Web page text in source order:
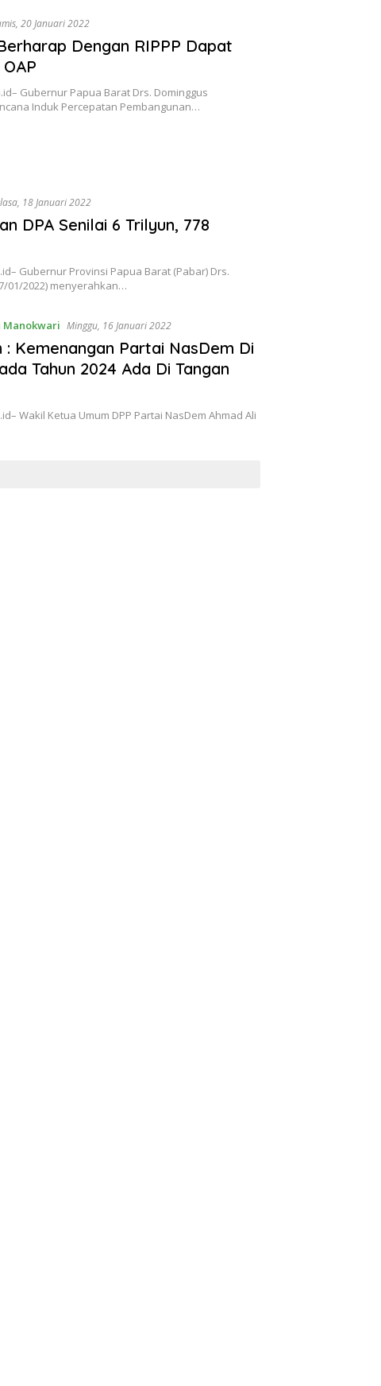
20 Januari 2022
Dengan RIPPP Dapat
Gubernur Papua Barat Drs. Dominggus
Induk Percepatan Pembangunan…
18 Januari 2022
DPA Senilai 6 Trilyun, 778
Gubernur Provinsi Papua Barat (Pabar) Drs.
01/2022) menyerahkan…
Manokwari Minggu, 16 Januari 2022
Kemenangan Partai NasDem Di
Tahun 2024 Ada Di Tangan
Wakil Ketua Umum DPP Partai NasDem Ahmad Ali